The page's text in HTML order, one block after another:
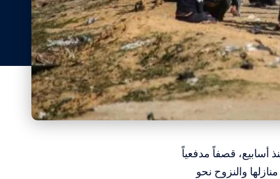
قصفاً مدفعياً
والنزوح نحو